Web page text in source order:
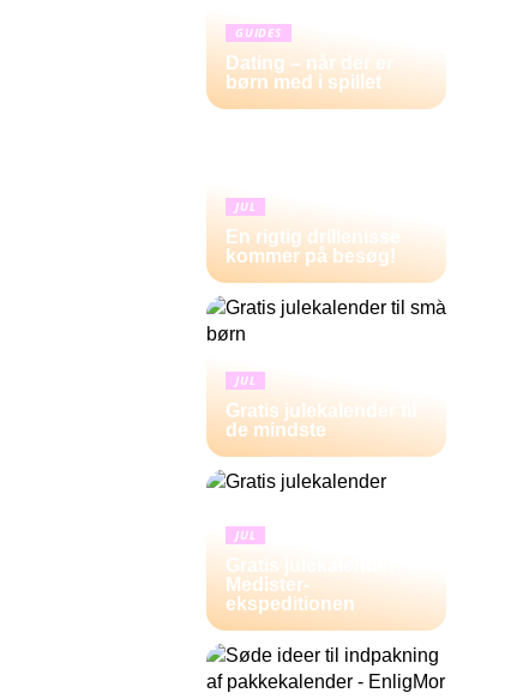
GUIDES
Dating – når der er
børn med i spillet
JUL
En rigtig drillenisse
kommer på besøg!
JUL
Gratis julekalender til
de mindste
JUL
Gratis julekalender:
Medister-
ekspeditionen